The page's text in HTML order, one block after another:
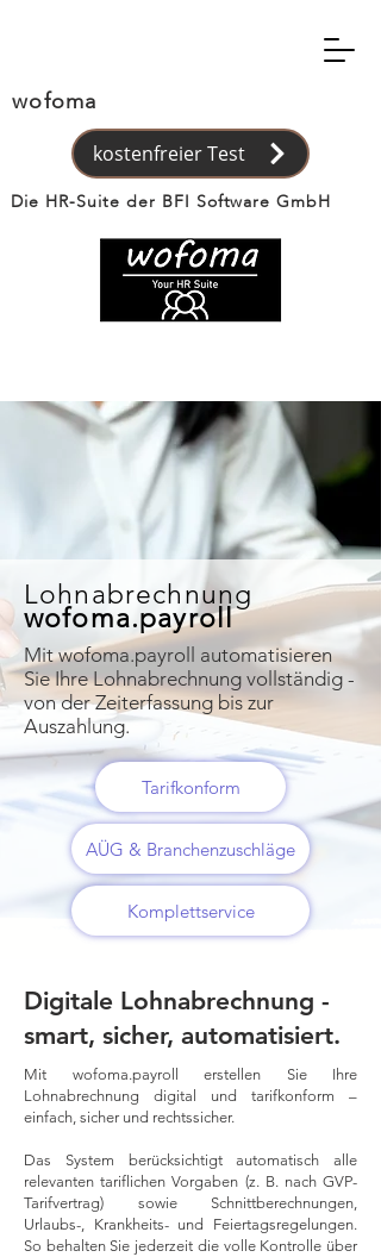
wofoma
Die HR-Suite der BFI Software GmbH
kostenfreier Test
Lohnabrechnung
wofoma.payroll
Mit wofoma.payroll automatisieren
Sie Ihre Lohnabrechnung vollständig -
von der Zeiterfassung bis zur
Auszahlung.
Tarifkonform
AÜG & Branchenzuschläge
Komplettservice
Digitale Lohnabrechnung -
smart, sicher, automatisiert.
Mit wofoma.payroll erstellen Sie Ihre
Lohnabrechnung digital und tarifkonform –
einfach, sicher und rechtssicher.
Das System berücksichtigt automatisch alle
relevanten tariflichen Vorgaben (z. B. nach GVP-
Tarifvertrag) sowie Schnittberechnungen,
Urlaubs-, Krankheits- und Feiertagsregelungen.
So behalten Sie jederzeit die volle Kontrolle über